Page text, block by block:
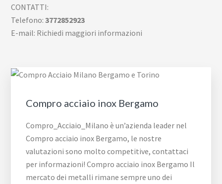
CONTATTI:
Telefono:3772852923
E-mail: Richiedi maggiori informazioni
Compro acciaio inox Bergamo
Compro_Acciaio_Milano è un’azienda leader nel
Compro acciaio inox Bergamo, le nostre
valutazioni sono molto competitive, contattaci
per informazioni! Compro acciaio inox Bergamo Il
mercato dei metalli rimane sempre uno dei